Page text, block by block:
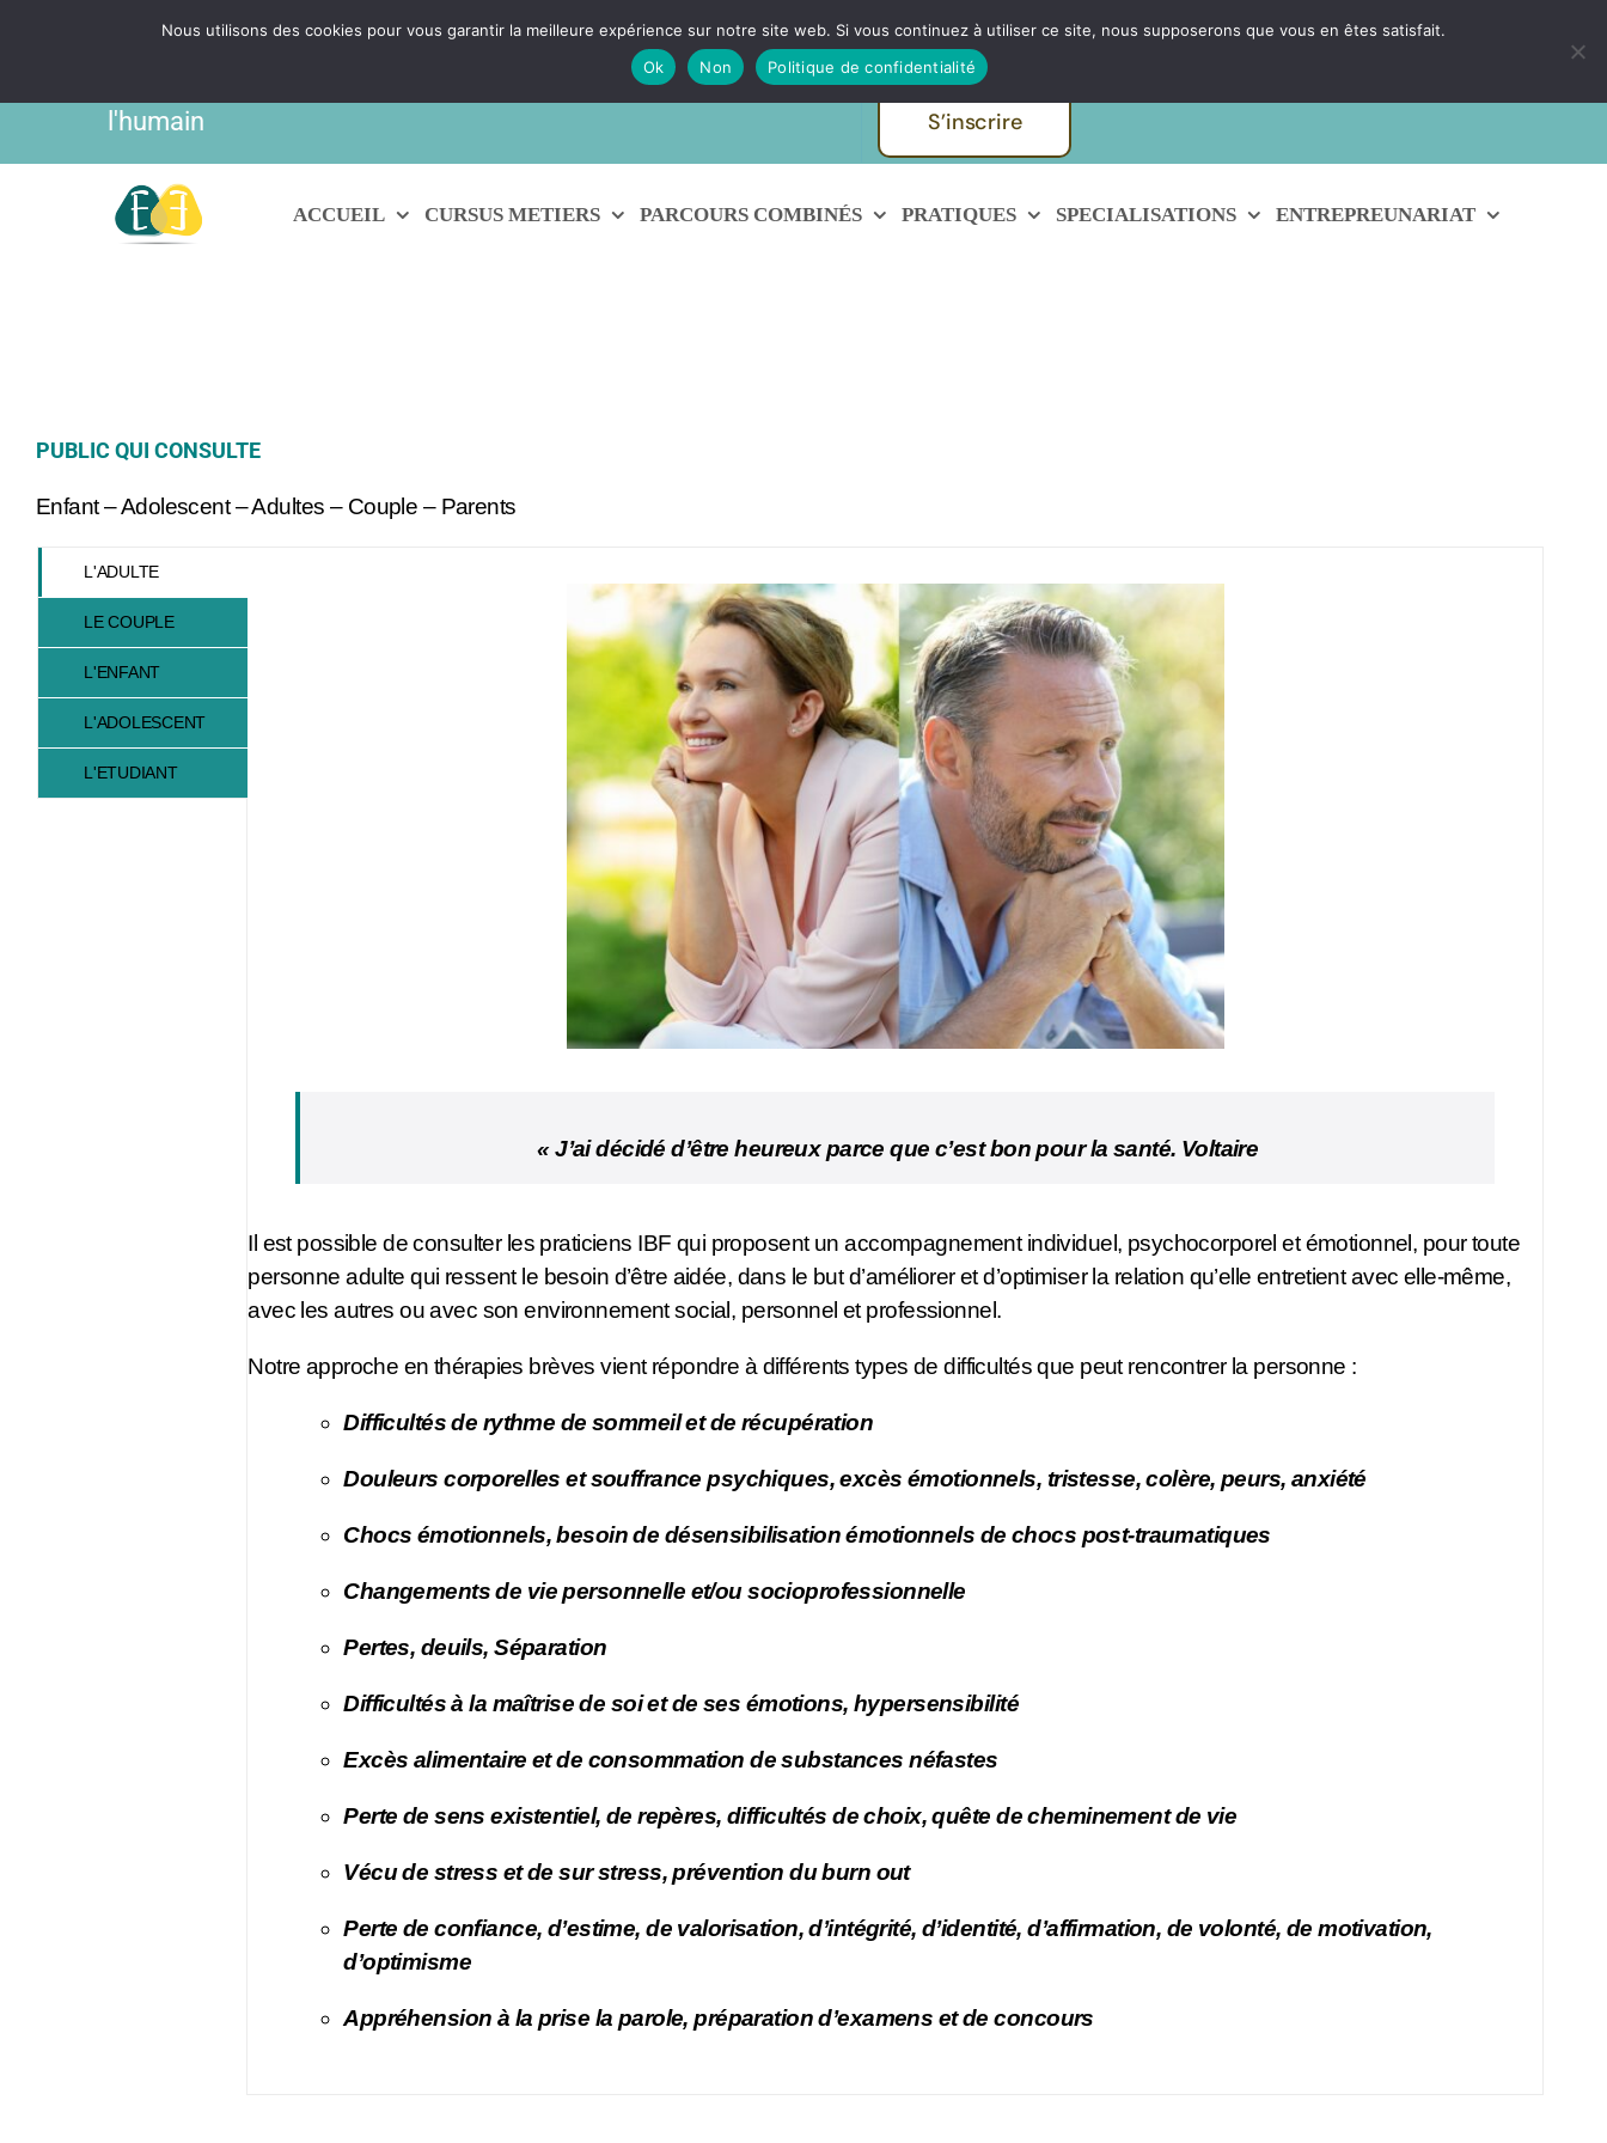
IBF | EVOLUTION FORMATIONS - Pratiques et métiers de
l'humain
Echanger avec un conseiller
S’inscrire
ACCUEIL CURSUS METIERS PARCOURS COMBINÉS PRATIQUES SPECIALISATIONS ENTREPREUNARIAT
PUBLIC QUI CONSULTE
Enfant – Adolescent – Adultes – Couple – Parents
L'ADULTE
LE COUPLE
L'ENFANT
L'ADOLESCENT
L'ETUDIANT
« J’ai décidé d’être heureux parce que c’est bon pour la santé. Voltaire
Il est possible deconsulter les praticiens IBF qui proposent un accompagnement individuel, psychocorporel et émotionnel, pour toute
personne adulte qui ressent le besoin d’être aidée, dans le but d’améliorer et d’optimiser la relation qu’elle entretient avec elle-même,
avec les autres ou avec son environnement social, personnel et professionnel.
Notre approche en thérapies brèves vient répondre à différents types de difficultés que peut rencontrer la personne :
Difficultés de rythme de sommeil et de récupération
Douleurs corporelles et souffrance psychiques, excès émotionnels, tristesse, colère, peurs, anxiété
Chocs émotionnels, besoin de désensibilisation émotionnels de chocs post-traumatiques
Changements de vie personnelle et/ou socioprofessionnelle
Pertes, deuils, Séparation
Difficultés à la maîtrise de soi et de ses émotions, hypersensibilité
Excès alimentaire et de consommation de substances néfastes
Perte de sens existentiel, de repères, difficultés de choix, quête de cheminement de vie
Vécu de stress et de sur stress, prévention du burn out
Perte de confiance, d’estime, de valorisation, d’intégrité, d’identité, d’affirmation, de volonté, de motivation,
d’optimisme
Appréhension à la prise la parole, préparation d’examens et de concours
Nous utilisons des cookies pour vous garantir la meilleure expérience sur notre site web. Si vous continuez à utiliser ce site, nous supposerons que vous en êtes satisfait.
Ok
Non Politique de confidentialité